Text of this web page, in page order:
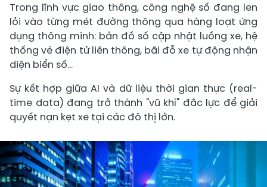
Trong lĩnh vực giao thông, công nghệ số đang len
lỏi vào từng mét đường thông qua hàng loạt ứng
dụng thông minh: bản đồ số cập nhật luồng xe, hệ
thống vé điện tử liên thông, bãi đỗ xe tự động nhận
diện biển số...
Sự kết hợp giữa AI và dữ liệu thời gian thực (real-
time data) đang trở thành "vũ khí" đắc lực để giải
quyết nạn kẹt xe tại các đô thị lớn.